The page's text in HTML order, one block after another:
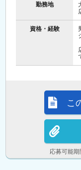
勤務地
資格・経験
応募可能
こ